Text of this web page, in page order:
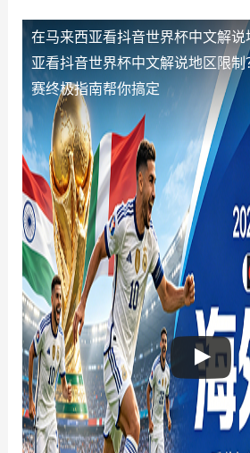
在马来西亚看抖音世界杯中文解说
亚看抖音世界杯中文解说地区限
赛终极指南帮你搞定